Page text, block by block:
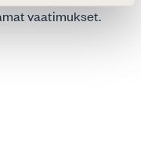
vaatimukset.